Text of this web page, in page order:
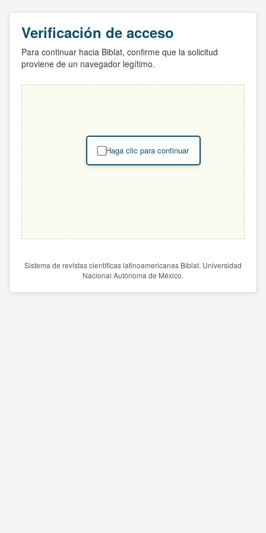
Verificación de acceso
Para continuar hacia Biblat, confirme que la solicitud
proviene de un navegador legítimo.
Haga clic para continuar
Sistema de revistas científicas latinoamericanas Biblat. Universidad
Nacional Autónoma de México.